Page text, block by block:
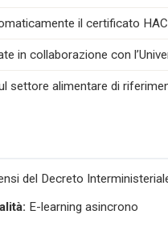
il certificato
in collaborazione con
settore alimentare di
del Decreto
E-learning asincrono